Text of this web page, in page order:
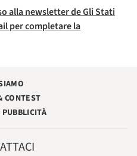
alla newsletter de Gli Stati
per completare la
CONTEST